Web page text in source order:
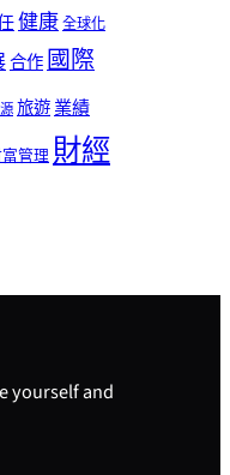
健康全球化
合作國際
旅遊業績
管理 財經
yourself and